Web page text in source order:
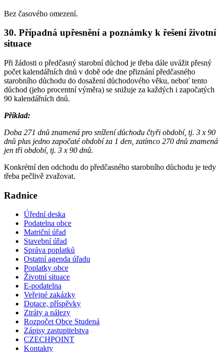
Bez časového omezení.
30. Případná upřesnění a poznámky k řešení životní
situace
Při žádosti o předčasný starobní důchod je třeba dále uvážit přesný
počet kalendářních dnů v době ode dne přiznání předčasného
starobního důchodu do dosažení důchodového věku, neboť tento
důchod (jeho procentní výměra) se snižuje za každých i započatých
90 kalendářních dnů.
Příklad:
Doba 271 dnů znamená pro snížení důchodu čtyři období, tj. 3 x 90
dnů plus jedno započaté období za 1 den, zatímco 270 dnů znamená
jen tři období, tj. 3 x 90 dnů.
Konkrétní den odchodu do předčasného starobního důchodu je tedy
třeba pečlivě zvažovat.
Radnice
Úřední deska
Podatelna obce
Matriční úřad
Stavební úřad
Správa poplatků
Ostatní agenda úřadu
Poplatky obce
Životní situace
E-podatelna
Veřejné zakázky
Dotace, příspěvky
Ztráty a nálezy
Rozpočet Obce Studená
Zápisy zastupitelstva
CZECHPOINT
Kontakty